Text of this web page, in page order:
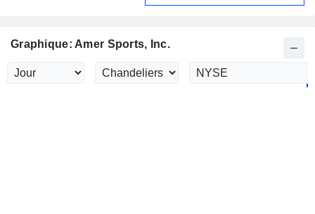
Graphique: Amer Sports, Inc.